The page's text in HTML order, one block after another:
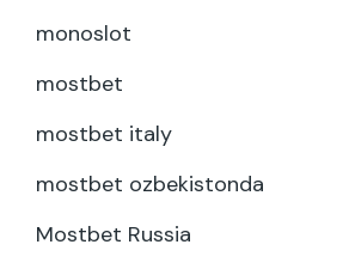
monoslot
mostbet
mostbet italy
mostbet ozbekistonda
Mostbet Russia